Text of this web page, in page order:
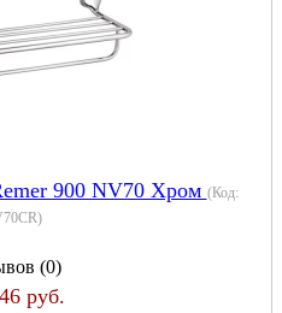
900 NV70 Хром (Код:
)
(0)
руб.